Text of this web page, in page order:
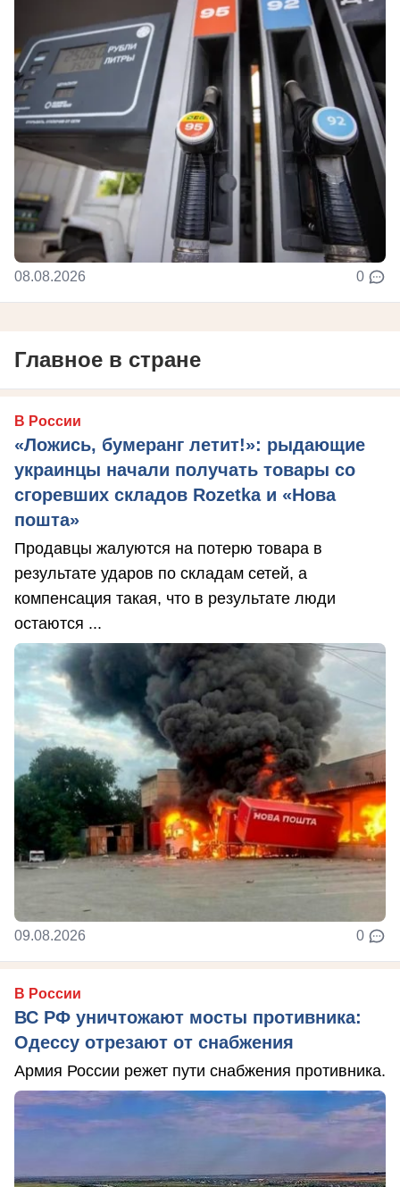
08.08.2026 0
Главное в стране
В России
«Ложись, бумеранг летит!»: рыдающие
украинцы начали получать товары со
сгоревших складов Rozetka и «Нова
пошта»
Продавцы жалуются на потерю товара в
результате ударов по складам сетей, а
компенсация такая, что в результате люди
остаются ...
09.08.2026 0
В России
ВС РФ уничтожают мосты противника:
Одессу отрезают от снабжения
Армия России режет пути снабжения противника.